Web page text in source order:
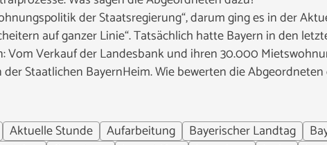
der Staatsregierung“, darum ging es in der
auf ganzer Linie“. Tatsächlich hatte Bayern in den
Vom Verkauf der Landesbank und ihren 30.000
Staatlichen BayernHeim. Wie bewerten die
Aktuelle Stunde Aufarbeitung Bayerischer Landtag